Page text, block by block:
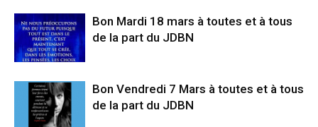
Bon Mardi 18 mars à toutes et à tous
de la part du JDBN
Bon Vendredi 7 Mars à toutes et à tous
de la part du JDBN